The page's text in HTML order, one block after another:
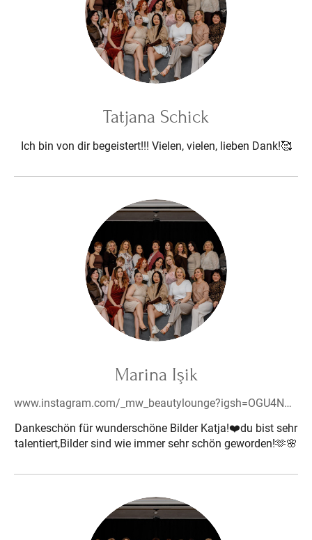
Tatjana Schick
Ich bin von dir begeistert!!! Vielen, vielen, lieben Dank!🥰
Marina Işik
www.instagram.com/_mw_beautylounge?igsh=OGU4NDB5Z3k4d3N3&utm_source=qr
Dankeschön für wunderschöne Bilder Katja!❤️du bist sehr
talentiert,Bilder sind wie immer sehr schön geworden!🫶🌸